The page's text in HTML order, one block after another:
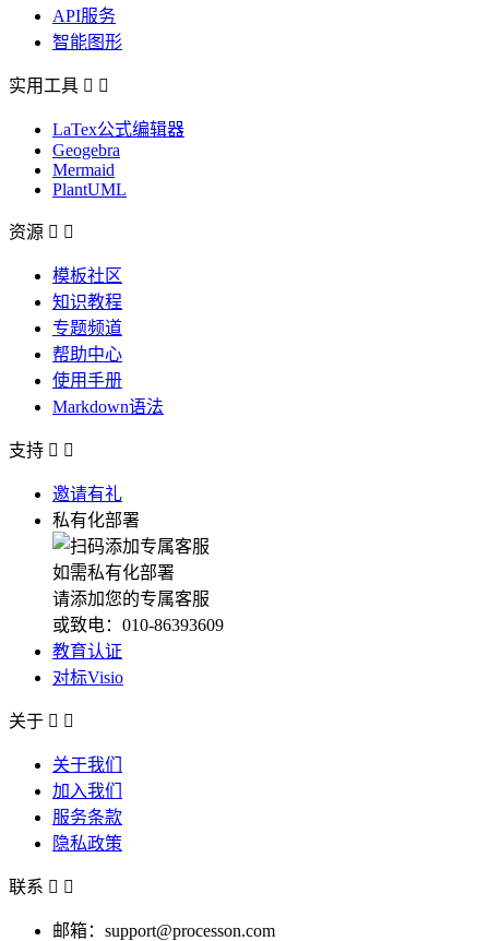
API服务
智能图形
实用工具  
LaTex公式编辑器
Geogebra
Mermaid
PlantUML
资源  
模板社区
知识教程
专题频道
帮助中心
使用手册
Markdown语法
支持  
邀请有礼
私有化部署
如需私有化部署
请添加您的专属客服
或致电：010-86393609
教育认证
对标Visio
关于  
关于我们
加入我们
服务条款
隐私政策
联系  
邮箱：support@processon.com